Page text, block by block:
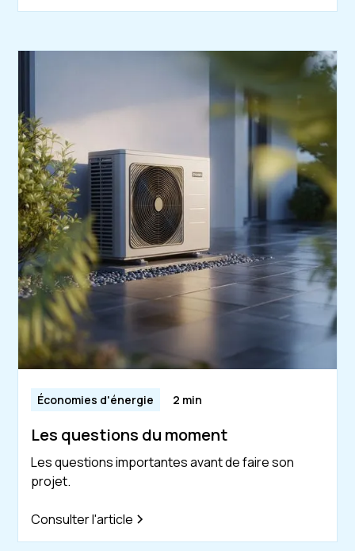
Économies d'énergie 2 min
Les questions du moment
Les questions importantes avant de faire son
projet.
Consulter l'article